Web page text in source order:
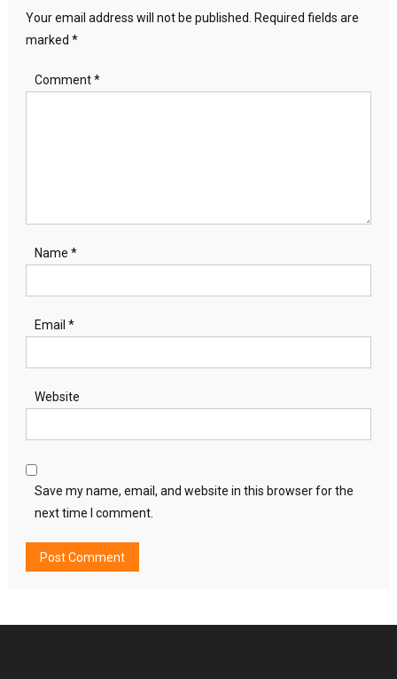
Your email address will not be published.
Required fields are
marked *
Comment*
Name *
Email *
Website
Save my name, email, and website in this browser for the
next time I comment.